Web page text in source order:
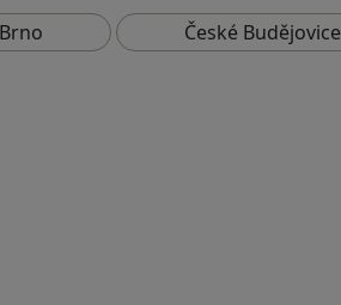
Brno České Budějovice